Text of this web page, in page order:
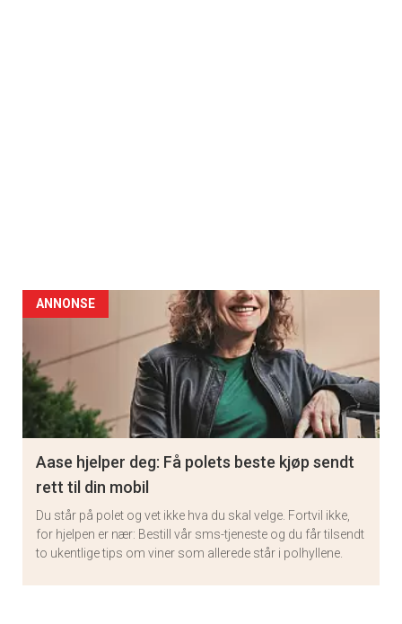
ANNONSE
Aase hjelper deg: Få polets beste kjøp sendt
rett til din mobil
Du står på polet og vet ikke hva du skal velge. Fortvil ikke,
for hjelpen er nær: Bestill vår sms-tjeneste og du får tilsendt
to ukentlige tips om viner som allerede står i polhyllene.